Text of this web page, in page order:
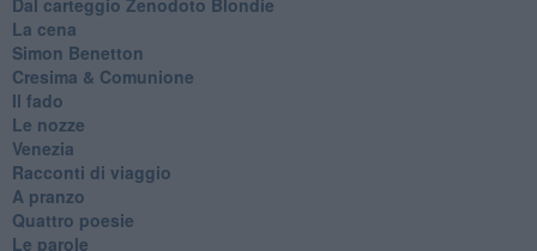
La cena
Simon Benetton
Cresima & Comunione
Il fado
Le nozze
Venezia
Racconti di viaggio
A pranzo
Quattro poesie
Le parole